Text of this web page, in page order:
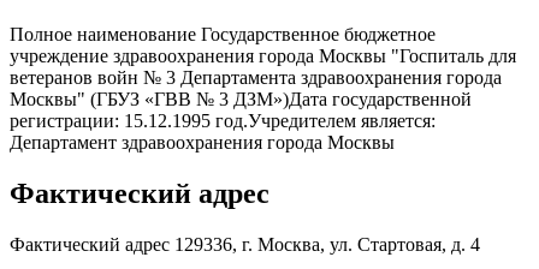
Полное наименование Государственное бюджетное
учреждение здравоохранения города Москвы "Госпиталь для
ветеранов войн № 3 Департамента здравоохранения города
Москвы" (ГБУЗ «ГВВ № 3 ДЗМ»)Дата государственной
регистрации: 15.12.1995 год.Учредителем является:
Департамент здравоохранения города Москвы
Фактический адрес
Фактический адрес 129336, г. Москва, ул. Стартовая, д. 4